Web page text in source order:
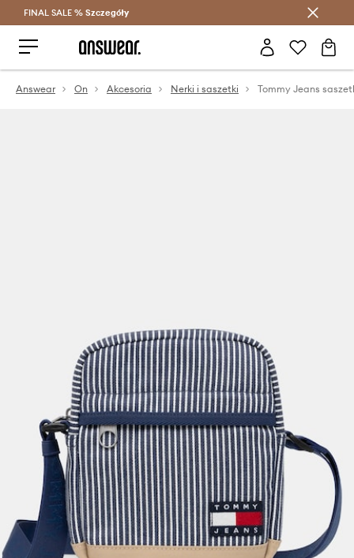
Oszczędzaj z Answear Club >
FINAL SALE % Szczegóły
Answear On Akcesoria Nerki i saszetki Tommy Jeans